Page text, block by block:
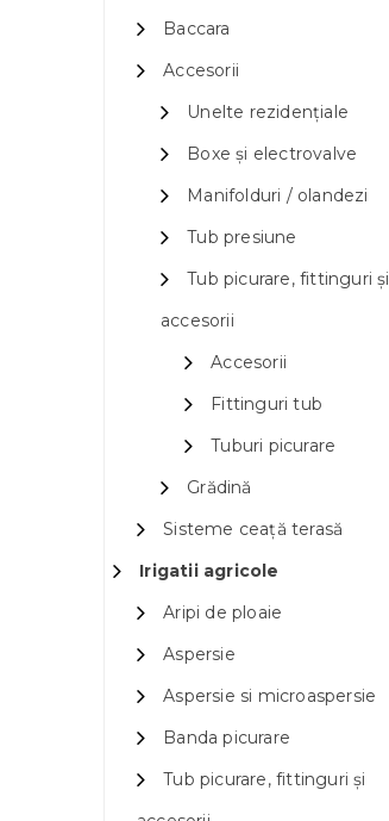
Baccara
Accesorii
Unelte rezidențiale
Boxe și electrovalve
Manifolduri / olandezi
Tub presiune
Tub picurare, fittinguri și
accesorii
Accesorii
Fittinguri tub
Tuburi picurare
Grădină
Sisteme ceață terasă
Irigatii agricole
Aripi de ploaie
Aspersie
Aspersie si microaspersie
Banda picurare
Tub picurare, fittinguri și